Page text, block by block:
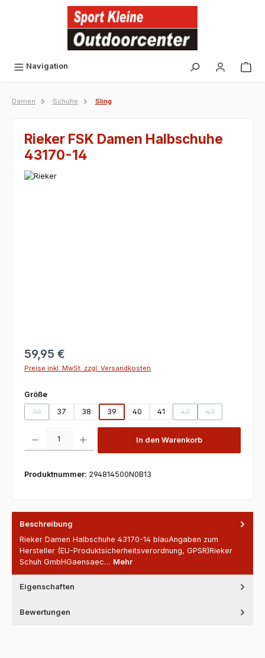
Navigation
Damen Schuhe Sling
Rieker FSK Damen Halbschuhe
43170-14
59,95 €
Preise inkl. MwSt. zzgl. Versandkosten
Größeauswählen
36
(Diese Option ist zurzeit nicht verfügbar.)
37 38 39 40 41 42
(Diese Option ist
43
(Diese Option
In den Warenkorb
Produktnummer: 294814500N0B13
Beschreibung
Rieker Damen Halbschuhe 43170-14 blauAngaben zum
Hersteller (EU-Produktsicherheitsverordnung, GPSR)Rieker
Schuh GmbHGaensaec… Mehr
Eigenschaften
Bewertungen